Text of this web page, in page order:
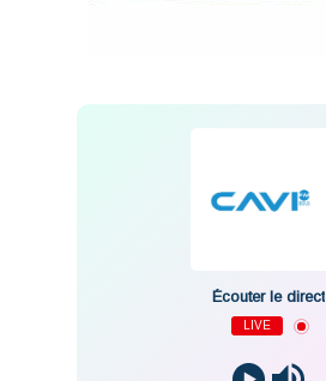
Écouter le direct
LIVE